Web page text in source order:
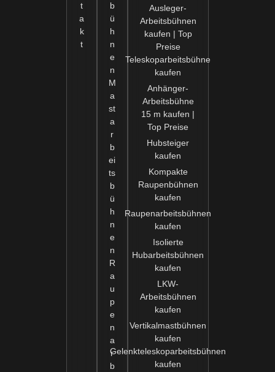
t
a
k
t
b
ü
h
n
e
n
M
a
st
a
r
b
ei
ts
b
ü
h
n
e
n
R
a
u
p
e
n
a
r
b
Ausleger-
Arbeitsbühnen
kaufen | Top
Preise
Teleskoparbeitsbühne
kaufen
Anhänger-
Arbeitsbühne
15 m kaufen |
Top Preise
Hubsteiger
kaufen
Kompakte
Raupenbühnen
kaufen
Raupenarbeitsbühnen
kaufen
Isolierte
Hubarbeitsbühnen
kaufen
LKW-
Arbeitsbühnen
kaufen
Vertikalmastbühnen
kaufen
Gelenkteleskoparbeitsbühnen
kaufen